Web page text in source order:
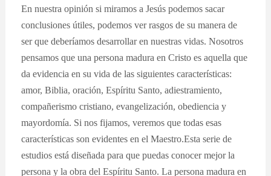
En nuestra opinión si miramos a Jesús podemos sacar
conclusiones útiles, podemos ver rasgos de su manera de
ser que deberíamos desarrollar en nuestras vidas. Nosotros
pensamos que una persona madura en Cristo es aquella que
da evidencia en su vida de las siguientes características:
amor, Biblia, oración, Espíritu Santo, adiestramiento,
compañerismo cristiano, evangelización, obediencia y
mayordomía. Si nos fijamos, veremos que todas esas
características son evidentes en el Maestro.Esta serie de
estudios está diseñada para que puedas conocer mejor la
persona y la obra del Espíritu Santo. La persona madura en